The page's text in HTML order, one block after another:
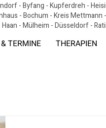
- Byfang - Kupferdreh -
- Bochum - Kreis
- Mülheim - Düsseldorf -
TERMINE THERAPIEN